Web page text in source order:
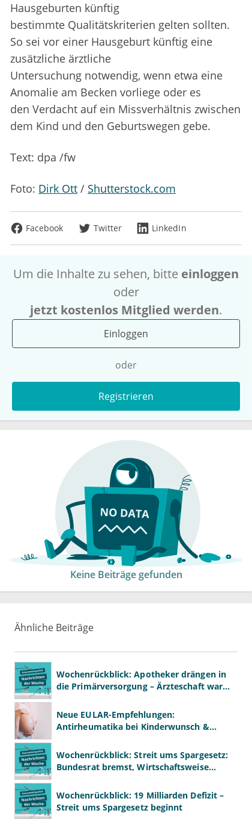
Hausgeburten künftig
bestimmte Qualitätskriterien gelten sollten.
So sei vor einer Hausgeburt künftig eine
zusätzliche ärztliche
Untersuchung notwendig, wenn etwa eine
Anomalie am Becken vorliege oder es
den Verdacht auf ein Missverhältnis zwischen
dem Kind und den Geburtswegen gebe.
Text: dpa /fw
Foto: Dirk Ott / Shutterstock.com
Facebook Twitter LinkedIn
Um die Inhalte zu sehen, bitte einloggen
oder
jetzt kostenlos Mitglied werden.
Einloggen
oder
Registrieren
Keine Beiträge gefunden
Ähnliche Beiträge
Wochenrückblick: Apotheker drängen in
die Primärversorgung – Ärzteschaft warnt
Neue EULAR-Empfehlungen:
Antirheumatika bei Kinderwunsch &
Wochenrückblick: Streit ums Spargesetz:
Bundesrat bremst, Wirtschaftsweise
Wochenrückblick: 19 Milliarden Defizit –
Streit ums Spargesetz beginnt